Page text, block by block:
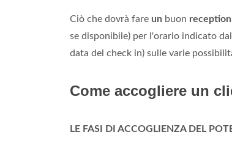
Ciò che dovrà fare un buon
se disponibile) per l'orario indicato dal
data del check in) sulle varie
Come accogliere un
LE FASI DI ACCOGLIENZA DEL